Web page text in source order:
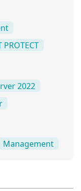
PROTECT
2022
Management